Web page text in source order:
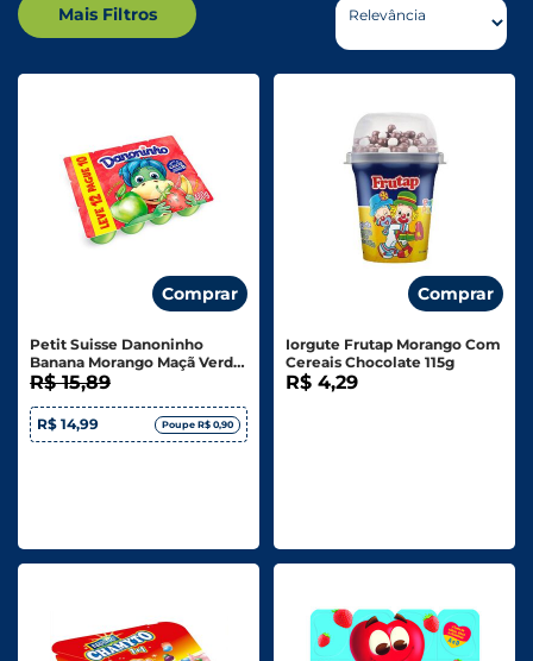
Mais Filtros
Comprar
Petit Suisse Danoninho
Banana Morango Maçã Verde
480g
R$ 15,89
R$ 14,99 Poupe R$ 0,90
Comprar
Iorgute Frutap Morango Com
Cereais Chocolate 115g
R$ 4,29